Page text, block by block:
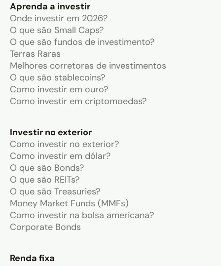
Aprenda a investir
Onde investir em 2026?
O que são Small Caps?
O que são fundos de investimento?
Terras Raras
Melhores corretoras de investimentos
O que são stablecoins?
Como investir em ouro?
Como investir em criptomoedas?
Investir no exterior
Como investir no exterior?
Como investir em dólar?
O que são Bonds?
O que são REITs?
O que são Treasuries?
Money Market Funds (MMFs)
Como investir na bolsa americana?
Corporate Bonds
Renda fixa